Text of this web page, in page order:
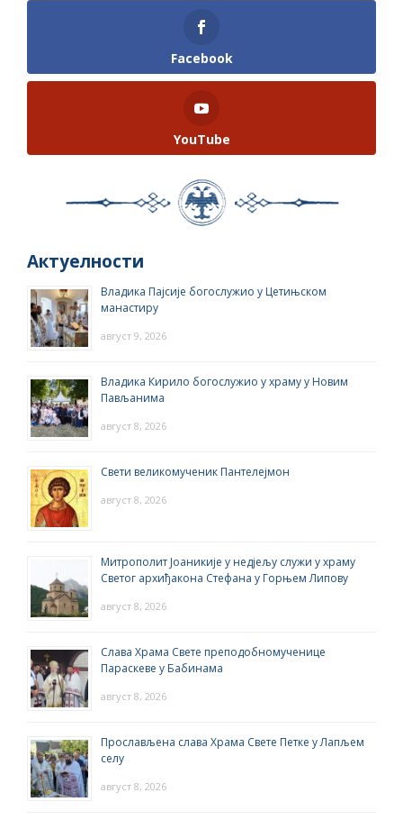
Facebook
YouTube
Актуелности
Владика Пајсије богослужио у Цетињском
манастиру
август 9, 2026
Владика Кирило богослужио у храму у Новим
Пављанима
август 8, 2026
Свети великомученик Пантелејмон
август 8, 2026
Митрополит Јоаникије у недјељу служи у храму
Светог архиђакона Стефана у Горњем Липову
август 8, 2026
Слава Храма Свете преподобномученице
Параскеве у Бабинама
август 8, 2026
Прослављена слава Храма Свете Петке у Лапљем
селу
август 8, 2026